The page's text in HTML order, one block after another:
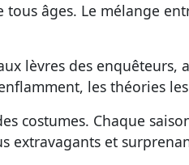
âges. Le mélange
lèvres des
les théories
costumes. Chaque
extravagants et